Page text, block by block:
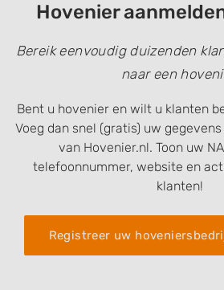
Hovenier
Bereik eenvoudig duizenden
naar een
Bent u hovenier en wilt u klanten
Voeg dan snel (gratis) uw
van Hovenier.nl. Toon uw
telefoonnummer, website en
klanten!
Registreer uw